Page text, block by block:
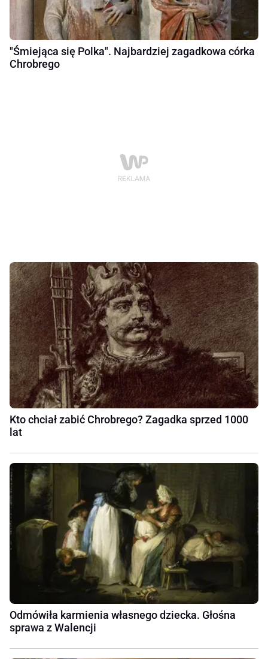
"Śmiejąca się Polka". Najbardziej zagadkowa córka
Chrobrego
Kto chciał zabić Chrobrego? Zagadka sprzed 1000
lat
Odmówiła karmienia własnego dziecka. Głośna
sprawa z Walencji